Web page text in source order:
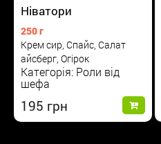
Ніватори
250 г
Крем сир, Спайс, Салат
айсберг, Огірок
Категорія: Роли від
шефа
195